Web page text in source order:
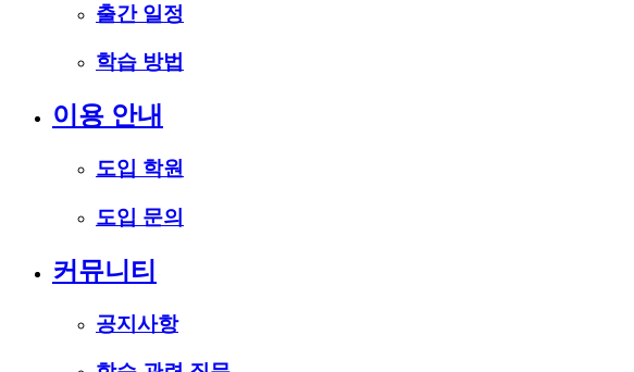
출간 일정
학습 방법
이용 안내
도입 학원
도입 문의
커뮤니티
공지사항